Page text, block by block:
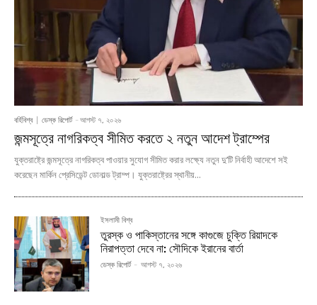
বর্হিবিশ্ব ডেস্ক রিপোর্ট - আগস্ট ৭, ২০২৬
জন্মসূত্রে নাগরিকত্ব সীমিত করতে ২ নতুন আদেশ ট্রাম্পের
যুক্তরাষ্ট্রে জন্মসূত্রে নাগরিকত্ব পাওয়ার সুযোগ সীমিত করার লক্ষ্যে নতুন দু’টি নির্বাহী আদেশে সই
করেছেন মার্কিন প্রেসিডেন্ট ডোনাল্ড ট্রাম্প। যুক্তরাষ্ট্রের স্থানীয়...
ইসলামী বিশ্ব
তুরস্ক ও পাকিস্তানের সঙ্গে কাগুজে চুক্তি রিয়াদকে
নিরাপত্তা দেবে না: সৌদিকে ইরানের বার্তা
ডেস্ক রিপোর্ট - আগস্ট ৭, ২০২৬